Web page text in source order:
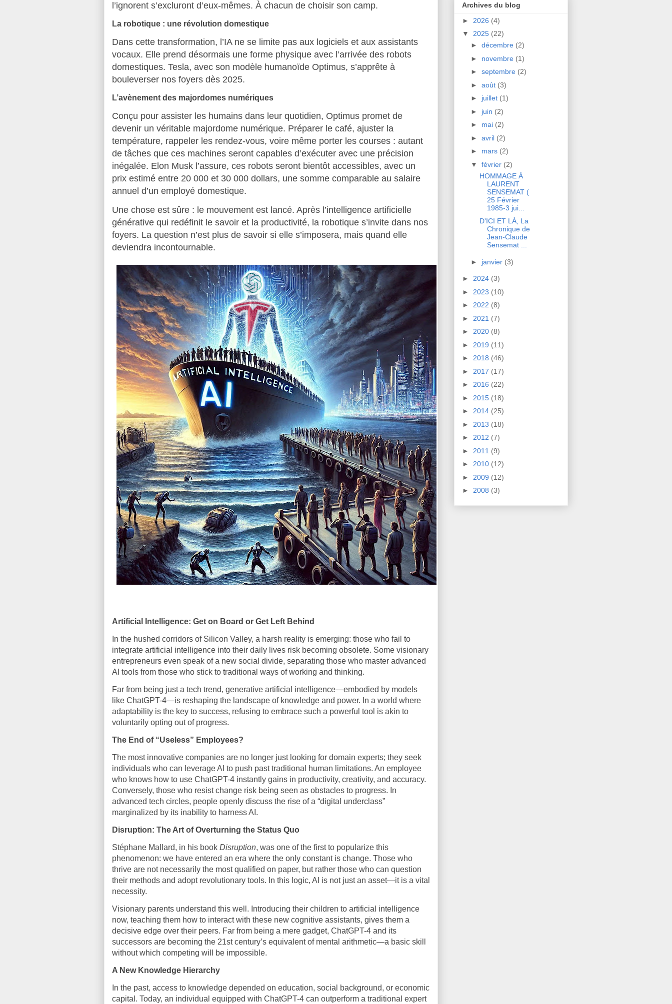
l’ignorent s’excluront d’eux-mêmes. À chacun de choisir son camp.
La robotique : une révolution domestique
Dans cette transformation, l’IA ne se limite pas aux logiciels et aux assistants
vocaux. Elle prend désormais une forme physique avec l’arrivée des robots
domestiques. Tesla, avec son modèle humanoïde Optimus, s’apprête à
bouleverser nos foyers dès 2025.
L’avènement des majordomes numériques
Conçu pour assister les humains dans leur quotidien, Optimus promet de
devenir un véritable majordome numérique. Préparer le café, ajuster la
température, rappeler les rendez-vous, voire même porter les courses : autant
de tâches que ces machines seront capables d’exécuter avec une précision
inégalée. Elon Musk l’assure, ces robots seront bientôt accessibles, avec un
prix estimé entre 20 000 et 30 000 dollars, une somme comparable au salaire
annuel d’un employé domestique.
Une chose est sûre : le mouvement est lancé. Après l’intelligence artificielle
générative qui redéfinit le savoir et la productivité, la robotique s’invite dans nos
foyers. La question n’est plus de savoir si elle s’imposera, mais quand elle
deviendra incontournable.
Artificial Intelligence: Get on Board or Get Left Behind
In the hushed corridors of Silicon Valley, a harsh reality is emerging: those who fail to
integrate artificial intelligence into their daily lives risk becoming obsolete. Some visionary
entrepreneurs even speak of a new social divide, separating those who master advanced
AI tools from those who stick to traditional ways of working and thinking.
Far from being just a tech trend, generative artificial intelligence—embodied by models
like ChatGPT-4—is reshaping the landscape of knowledge and power. In a world where
adaptability is the key to success, refusing to embrace such a powerful tool is akin to
voluntarily opting out of progress.
The End of “Useless” Employees?
The most innovative companies are no longer just looking for domain experts; they seek
individuals who can leverage AI to push past traditional human limitations. An employee
who knows how to use ChatGPT-4 instantly gains in productivity, creativity, and accuracy.
Conversely, those who resist change risk being seen as obstacles to progress. In
advanced tech circles, people openly discuss the rise of a “digital underclass”
marginalized by its inability to harness AI.
Disruption: The Art of Overturning the Status Quo
Stéphane Mallard, in his book Disruption, was one of the first to popularize this
phenomenon: we have entered an era where the only constant is change. Those who
thrive are not necessarily the most qualified on paper, but rather those who can question
their methods and adopt revolutionary tools. In this logic, AI is not just an asset—it is a vital
necessity.
Visionary parents understand this well. Introducing their children to artificial intelligence
now, teaching them how to interact with these new cognitive assistants, gives them a
decisive edge over their peers. Far from being a mere gadget, ChatGPT-4 and its
successors are becoming the 21st century’s equivalent of mental arithmetic—a basic skill
without which competing will be impossible.
A New Knowledge Hierarchy
In the past, access to knowledge depended on education, social background, or economic
capital. Today, an individual equipped with ChatGPT-4 can outperform a traditional expert
Archives du blog
► 2026 (4)
▼ 2025 (22)
► décembre (2)
► novembre (1)
► septembre (2)
► août (3)
► juillet (1)
► juin (2)
► mai (2)
► avril (2)
► mars (2)
▼ février (2)
HOMMAGE À
LAURENT
SENSEMAT (
25 Février
1985-3 jui...
D'ICI ET LÀ, La
Chronique de
Jean-Claude
Sensemat ...
► janvier (3)
► 2024 (3)
► 2023 (10)
► 2022 (8)
► 2021 (7)
► 2020 (8)
► 2019 (11)
► 2018 (46)
► 2017 (17)
► 2016 (22)
► 2015 (18)
► 2014 (25)
► 2013 (18)
► 2012 (7)
► 2011 (9)
► 2010 (12)
► 2009 (12)
► 2008 (3)